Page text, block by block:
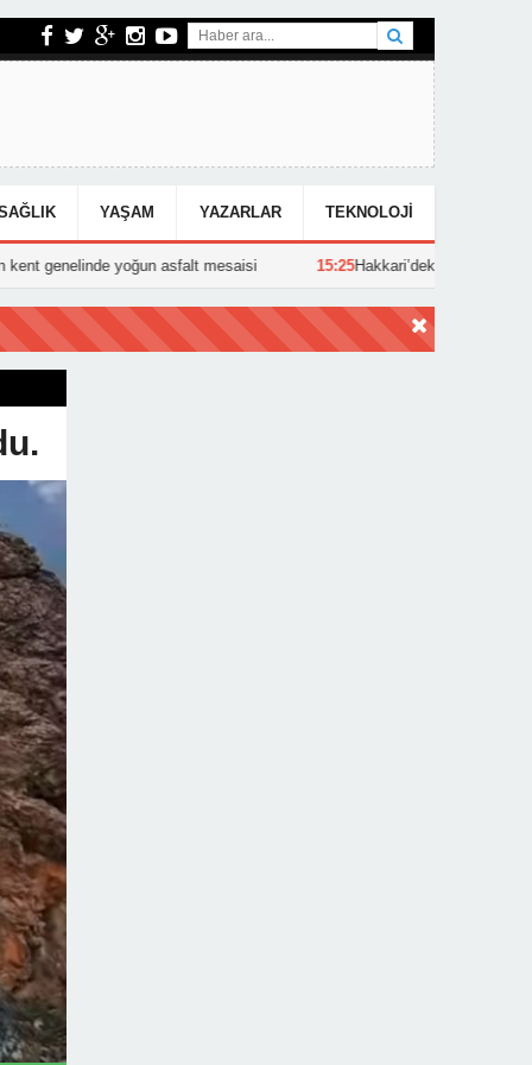
YAŞAM YAZARLAR TEKNOLOJI
yoğun asfalt mesaisi 15:25Hakkari’deki Kazada Can Kaybı!